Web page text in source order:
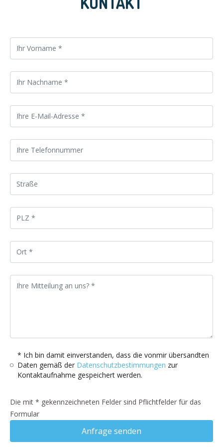
* Ich bin damit einverstanden, dass die vonmir übersandten
Daten gemäß der Datenschutzbestimmungen zur
Kontaktaufnahme gespeichert werden.
Die mit * gekennzeichneten Felder sind Pflichtfelder für das
Formular
Anfrage senden